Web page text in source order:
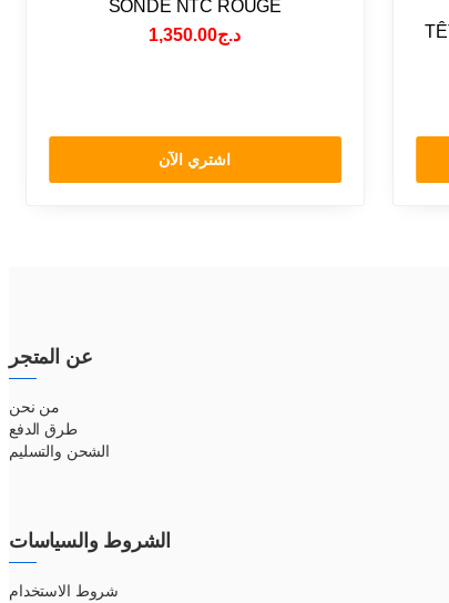
SONDE NTC ROUGE
د.ج1,350.00
اشتري الآن
عن المتجر
من نحن
طرق الدفع
الشحن والتسليم
الشروط والسياسات
شروط الاستخدام